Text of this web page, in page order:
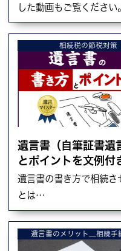
した動画もご覧くださ
相続税の節税対策
遺言書（自筆証書遺
とポイントを文例付
遺言書の書き方で相続
とは…
遺言書のメリット＿相続手